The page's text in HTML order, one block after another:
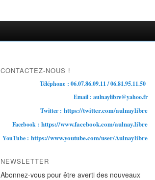
CONTACTEZ-NOUS !
Téléphone : 06.07.86.09.11 / 06.81.95.11.50
Email : aulnaylibre@yahoo.fr
Twitter : https://twitter.com/aulnaylibre
Facebook : https://www.facebook.com/aulnay.libre
YouTube : https://www.youtube.com/user/Aulnaylibre
NEWSLETTER
Abonnez-vous pour être averti des nouveaux